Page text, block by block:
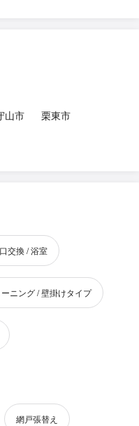
山市
栗東市
交換 / 浴室
ニング / 壁掛けタイプ
網戸張替え